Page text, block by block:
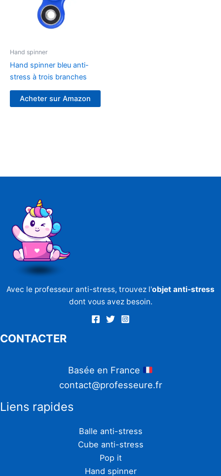
Hand spinner
Hand spinner bleu anti-
stress à trois branches
Acheter sur Amazon
Avec le professeur anti-stress, trouvez l'objet anti-stress
dont vous avez besoin.
CONTACTER
Basée en France
contact@professeure.fr
Liens rapides
Balle anti-stress
Cube anti-stress
Pop it
Hand spinner